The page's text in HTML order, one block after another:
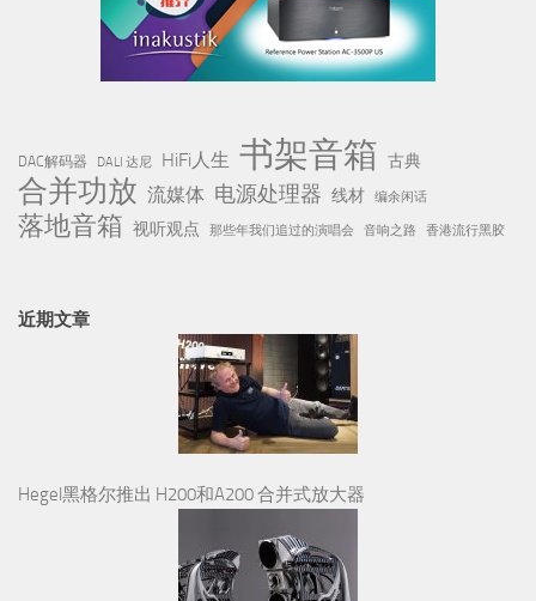
DAC解码器 DALI 达尼 HiFi人生 书架音箱 古典
合并功放 流媒体 电源处理器 线材 编余闲话
落地音箱 视听观点 那些年我们追过的演唱会 音响之路 香港流行黑胶
近期文章
Hegel黑格尔推出 H200和A200 合并式放大器